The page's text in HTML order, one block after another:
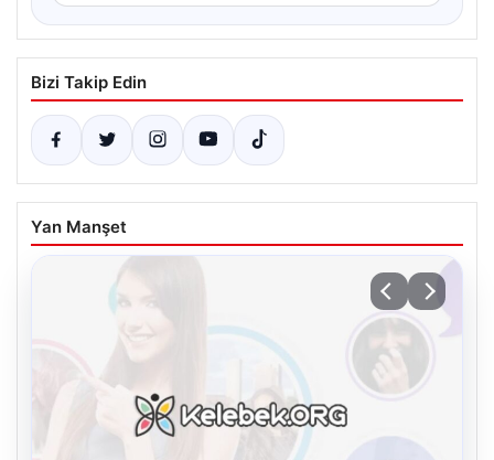
Bizi Takip Edin
Yan Manşet